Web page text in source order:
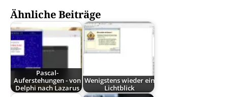
Ähnliche Beiträge
Pascal-
Auferstehungen - von
Delphi nach Lazarus
Wenigstens wieder ein
Lichtblick